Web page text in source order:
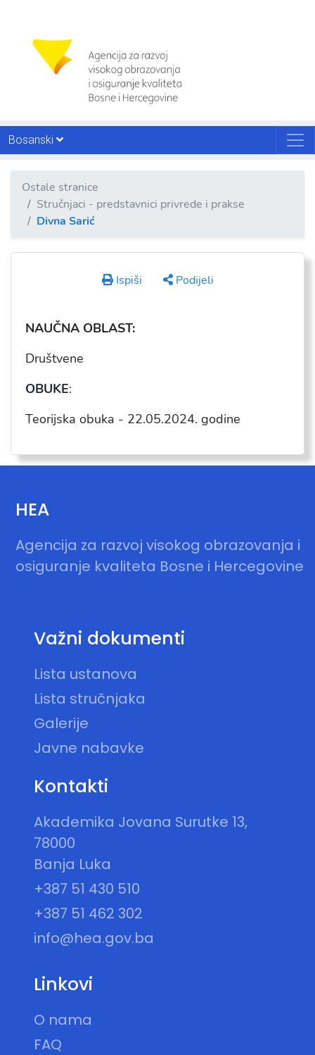
Bosanski
Ostale stranice
Stručnjaci - predstavnici privrede i prakse
Divna Sarić
Ispiši Podijeli
NAUČNA OBLAST:
Društvene
OBUKE:
Teorijska obuka - 22.05.2024. godine
HEA
Agencija za razvoj visokog obrazovanja i
osiguranje kvaliteta Bosne i Hercegovine
Važni dokumenti
Lista ustanova
Lista stručnjaka
Galerije
Javne nabavke
Kontakti
Akademika Jovana Surutke 13,
78000
Banja Luka
+387 51 430 510
+387 51 462 302
info@hea.gov.ba
Linkovi
O nama
FAQ